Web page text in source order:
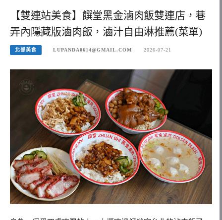
【雙連站美食】饌堂黑金滷肉飯雙連店，巷
弄內隱藏版滷肉飯，滷汁自由淋推薦(菜單)
北部美食 LUPANDA0614@GMAIL.COM 2026-07-21